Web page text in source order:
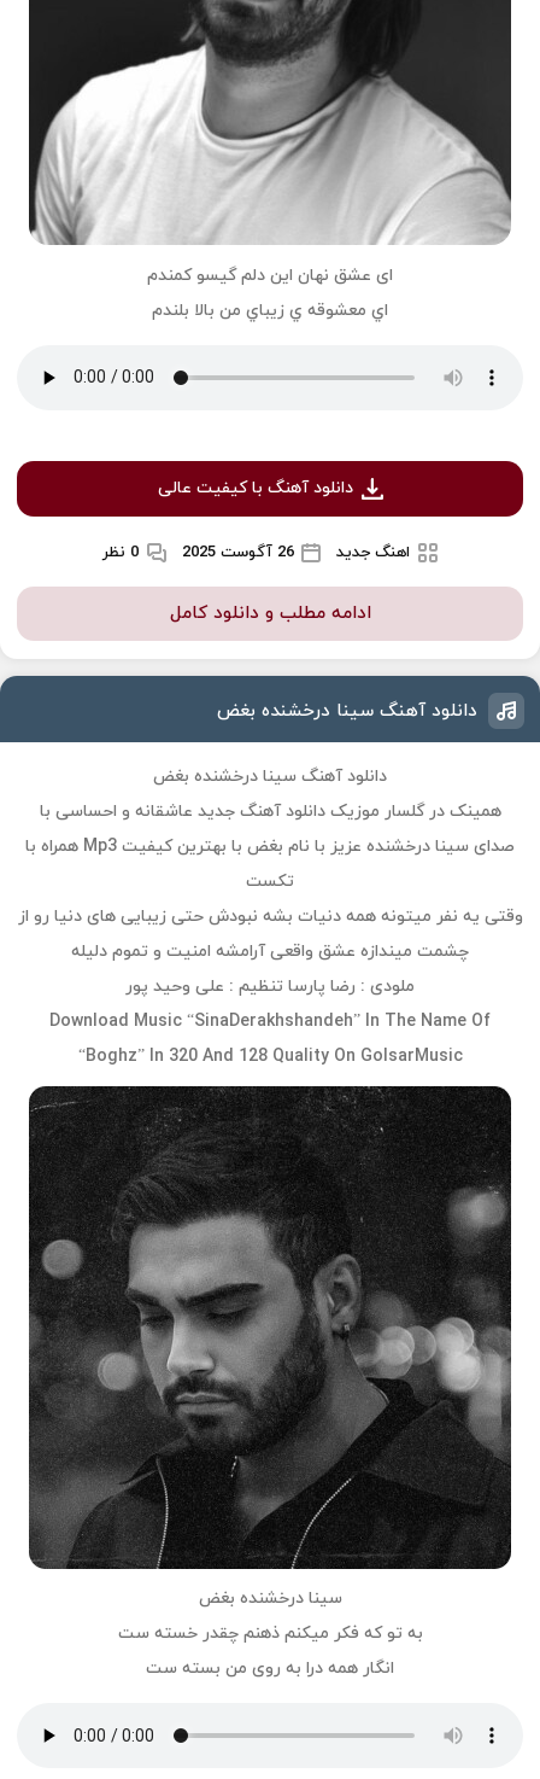
ای عشق نهان اين دلم گيسو كمندم
اي معشوقه ي زيباي من بالا بلندم
دانلود آهنگ با کیفیت عالی
اهنگ جدید 26 آگوست 2025 0 نظر
ادامه مطلب و دانلود کامل
دانلود آهنگ سینا درخشنده بغض
دانلود آهنگ سینا درخشنده بغض
همینک در گلسار موزیک دانلود آهنگ جدید عاشقانه و احساسی با
صدای سینا درخشنده عزیز با نام بغض با بهترین کیفیت Mp3 همراه با
تکست
وقتی یه نفر میتونه همه دنیات بشه نبودش حتی زیبایی‌ های دنیا رو از
چشمت میندازه عشق واقعی آرامشه امنیت و تموم دلیله
ملودی : رضا پارسا تنظیم : علی وحید پور
Download Music “SinaDerakhshandeh” In The Name Of
“Boghz” In 320 And 128 Quality On GolsarMusic
سینا درخشنده بغض
به تو كه فكر ميكنم ذهنم چقدر خسته ست
انگار همه درا به روى من بسته ست